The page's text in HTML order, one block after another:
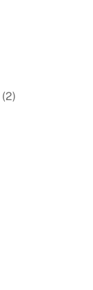
(2)